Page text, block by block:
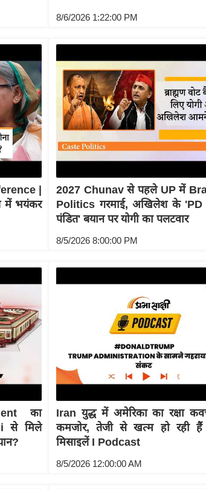
8/6/2026 1:22:00 PM
|
में भयंकर
2027 Chunav से पहले UP में
Politics गरमाई, अखिलेश के 'PD
पंडित' बयान पर योगी का पलटवार
8/5/2026 8:00:00 PM
का
से मिले
Iran युद्ध में अमेरिका का रक्षा
कमजोर, तेजी से खत्म हो रही हैं
मिसाइलें I Podcast
8/5/2026 12:00:00 AM